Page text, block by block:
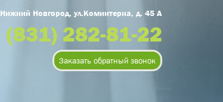
Нижний Новгород, ул.Коминтерна, д. 45 А
(831) 282-81-22
Заказать обратный звонок